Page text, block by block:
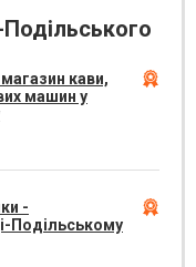
кави,
машин у
-
Подільському